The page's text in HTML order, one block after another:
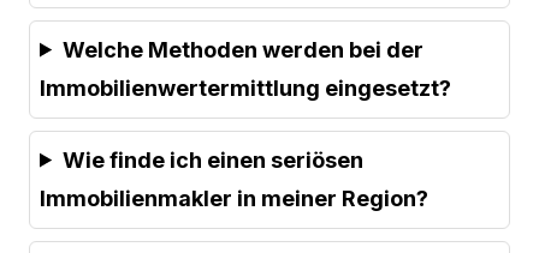
Welche Methoden werden bei der
Immobilienwertermittlung eingesetzt?
Wie finde ich einen seriösen
Immobilienmakler in meiner Region?